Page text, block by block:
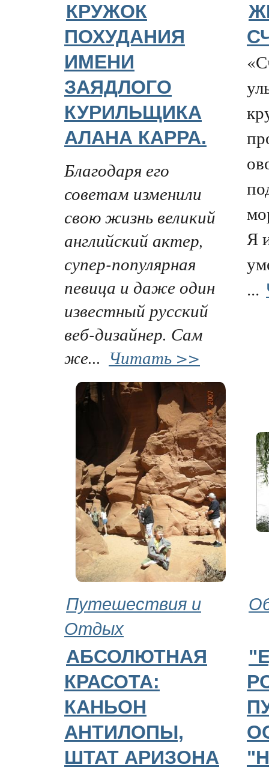
КРУЖОК
ПОХУДАНИЯ
ИМЕНИ
ЗАЯДЛОГО
КУРИЛЬЩИКА
АЛАНА КАРРА.
Благодаря его
советам изменили
свою жизнь великий
английский актер,
супер-популярная
певица и даже один
известный русский
веб-дизайнер. Сам
же... Читать >>
Я
...
Путешествия и
Отдых
АБСОЛЮТНАЯ
КРАСОТА:
КАНЬОН
АНТИЛОПЫ,
ШТАТ АРИЗОНА